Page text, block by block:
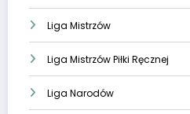
Liga Mistrzów
Liga Mistrzów Piłki Ręcznej
Liga Narodów